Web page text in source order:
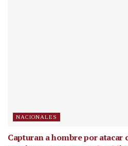
NACIONALES
Capturan a hombre por atacar